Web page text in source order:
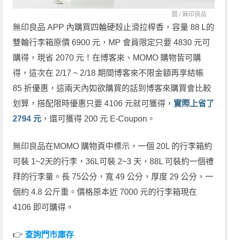
圖 /無印良品
無印良品 APP 內購買四輪硬殼止滑拉桿香，容量 88 L的
雙輪行李箱原價 6900 元，MP 會員限定只要 4830 元可
購得，現省 2070 元！在博客來、MOMO 購物皆可購
得，這次在 2/17 ~ 2/18 期間博客來不限金額再享結帳
85 折優惠，這兩天內如欲購買的話到博客來購買會比較
划算，搭配限時優惠只要 4106 元就可獲得，實際上省了
2794 元 ，還可獲得 200 元 E-Coupon。
無印良品在MOMO 購物頁中標示，一個 20L 的行李箱約
可裝 1~2天的行李，36L可裝 2~3 天，88L 可裝約一個禮
拜的行李量。長 75公分，寬 49 公分，厚度 29 公分，一
個約 4.8 公斤重。價格原本近 7000 元的行李箱現在
4106 即可購得。
👉 查詢門市庫存